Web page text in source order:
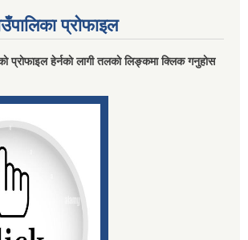
प्राेफाइल
प्राेफाइल हेर्नकाे लागी तलकाे लिङ्कमा क्लिक गनुहाेस